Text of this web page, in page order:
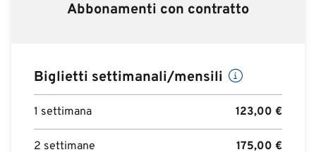
Abbonamenti con contratto
Biglietti settimanali/mensili
1 settimana 123,00 €
2 settimane 175,00 €